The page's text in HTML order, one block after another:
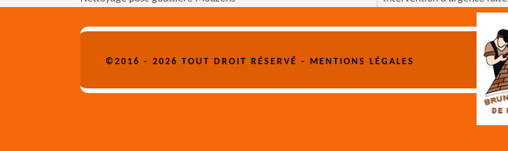
©2016 - 2026 TOUT DROIT RÉSERVÉ - MENTIONS LÉGALES